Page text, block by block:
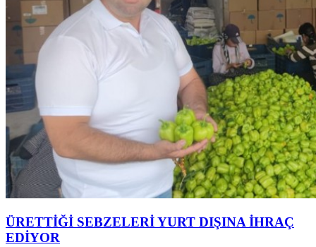
ÜRETTİĞİ SEBZELERİ YURT DIŞINA İHRAÇ
EDİYOR